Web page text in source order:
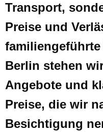
Transport,
Preise und
Berlin stehen
Angebote und
Preise, die wir
Besichtigung